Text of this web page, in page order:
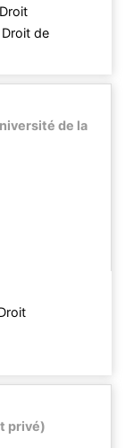
Droit
Droit de
de la
privé)